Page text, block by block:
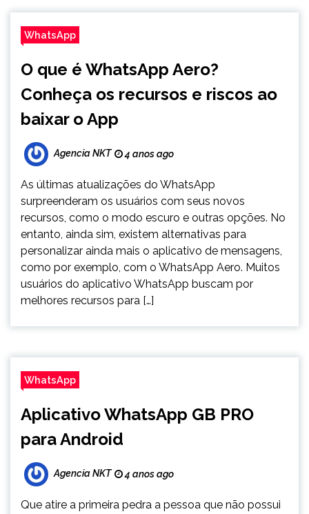
WhatsApp
O que é WhatsApp Aero?
Conheça os recursos e riscos ao
baixar o App
Agencia NKT 4 anos ago
As últimas atualizações do WhatsApp
surpreenderam os usuários com seus novos
recursos, como o modo escuro e outras opções. No
entanto, ainda sim, existem alternativas para
personalizar ainda mais o aplicativo de mensagens,
como por exemplo, com o WhatsApp Aero. Muitos
usuários do aplicativo WhatsApp buscam por
melhores recursos para […]
WhatsApp
Aplicativo WhatsApp GB PRO
para Android
Agencia NKT 4 anos ago
Que atire a primeira pedra a pessoa que não possui